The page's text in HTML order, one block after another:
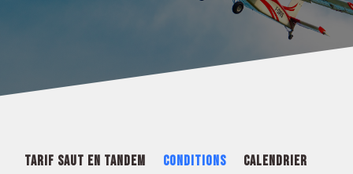
TARIF SAUT EN TANDEM CONDITIONS CALENDRIER